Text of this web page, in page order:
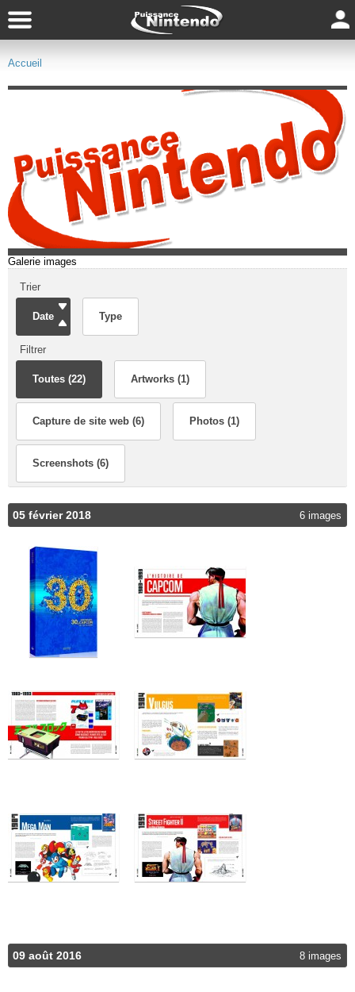
Accueil
Galerie images
Trier
Date Type
Filtrer
Toutes (22) Artworks (1)
Capture de site web (6) Photos (1)
Screenshots (6)
05 février 2018 6 images
09 août 2016 8 images